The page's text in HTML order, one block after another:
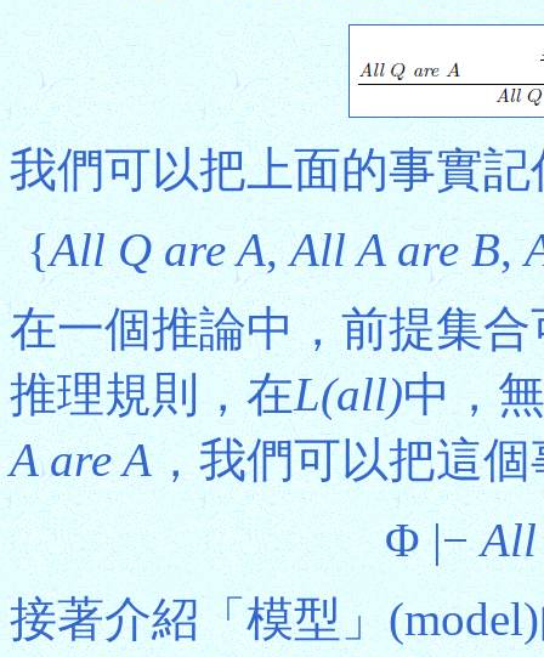
我們可以把上面的事實記
{All Q are A,All A are B,
在一個推論中，前提集
推理規則，在L(all)中，
A are A，我們可以把這
Φ |−All
接著介紹「模型」